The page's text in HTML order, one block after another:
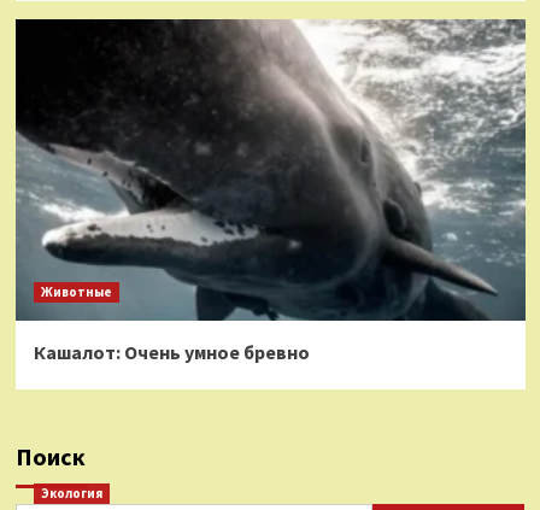
Животные
Кашалот: Очень умное бревно
Поиск
Экология